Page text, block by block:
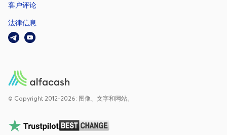
客户评论
法律信息
© Copyright 2012-2026: 图像、文字和网站。